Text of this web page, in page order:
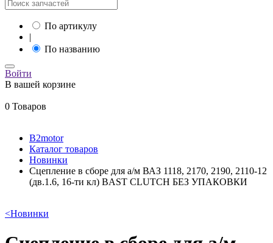
По артикулу
|
По названию
Войти
В вашей корзине
0 Товаров
B2motor
Каталог товаров
Новинки
Сцепление в сборе для а/м ВАЗ 1118, 2170, 2190, 2110-12
(дв.1.6, 16-ти кл) BAST CLUTCH БЕЗ УПАКОВКИ
<Новинки